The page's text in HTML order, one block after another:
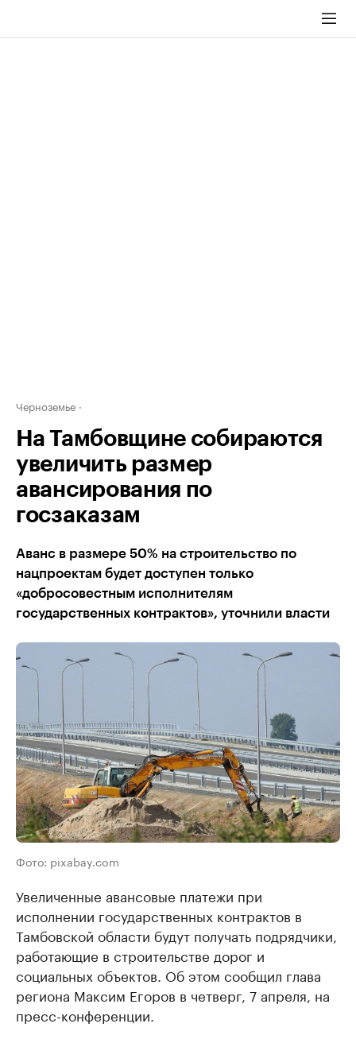
Черноземье
На Тамбовщине собираются
увеличить размер
авансирования по
госзаказам
Аванс в размере 50% на строительство по
нацпроектам будет доступен только
«добросовестным исполнителям
государственных контрактов», уточнили власти
Фото: pixabay.com
Увеличенные авансовые платежи при
исполнении государственных контрактов в
Тамбовской области будут получать подрядчики,
работающие в строительстве дорог и
социальных объектов. Об этом сообщил глава
региона Максим Егоров в четверг, 7 апреля, на
пресс-конференции.